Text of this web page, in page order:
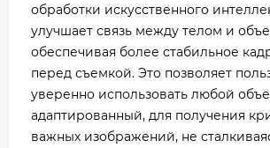
обработки искусственного
улучшает связь между телом и
обеспечивая более стабильное
перед съемкой. Это позволяет
уверенно использовать любой
адаптированный, для получения
важных изображений, не